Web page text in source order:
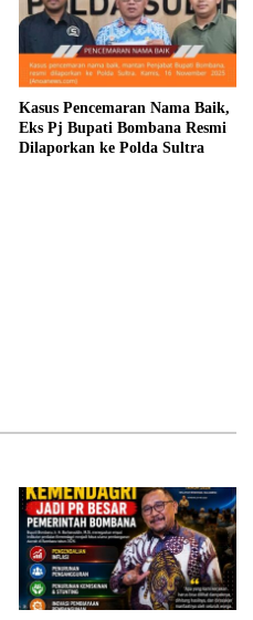
Kasus Pencemaran Nama Baik,
Eks Pj Bupati Bombana Resmi
Dilaporkan ke Polda Sultra